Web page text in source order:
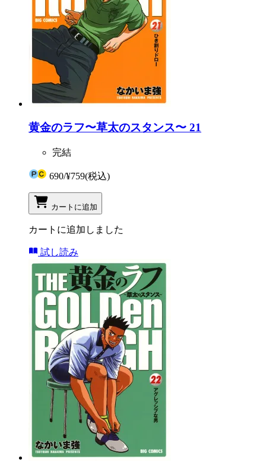
黄金のラフ〜草太のスタンス〜 21
完結
690/¥759(税込)
カートに追加
カートに追加しました
試し読み